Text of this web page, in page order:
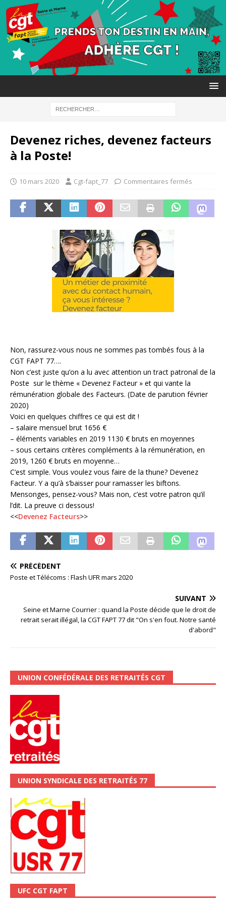
Devenez riches, devenez facteurs
à la Poste!
10 mars 2020 Cgt-fapt_77 Commentaires fermés
Non, rassurez-vous nous ne sommes pas tombés fous à la
CGT FAPT 77….
Non c’est juste qu’on a lu avec attention un tract patronal de la
Poste sur le thème « Devenez Facteur » et qui vante la
rémunération globale des Facteurs. (Date de parution février
2020)
Voici en quelques chiffres ce qui est dit !
– salaire mensuel brut 1656 €
– éléments variables en 2019 1130 € bruts en moyennes
– sous certains critères compléments à la rémunération, en
2019, 1260 € bruts en moyenne…
C’est simple. Vous voulez vous faire de la thune? Devenez
Facteur. Y a qu’à s’baisser pour ramasser les biftons.
Mensonges, pensez-vous? Mais non, c’est votre patron qu’il
l’dit. La preuve ci dessous!
<<Devenez Facteurs>>
PRÉCÉDENT
Poste et Télécoms : Flash UFR mars 2020
SUIVANT
Seine et Marne Courrier : quand la Poste décide que le droit de
retrait serait illégal, la CGT FAPT 77 dit "On s'en fout. Notre santé
d'abord"
UNION CONFÉDÉRALE DES RETRAITÉS CGT
UNION SYNDICALE DES RETRAITÉS 77
UFC CGT FAPT